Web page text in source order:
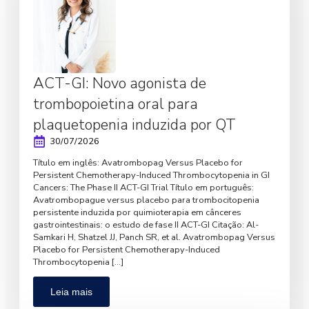
ACT-GI: Novo agonista de
trombopoietina oral para
plaquetopenia induzida por QT
30/07/2026
Título em inglês: Avatrombopag Versus Placebo for
Persistent Chemotherapy-Induced Thrombocytopenia in GI
Cancers: The Phase II ACT-GI Trial Título em português:
Avatrombopague versus placebo para trombocitopenia
persistente induzida por quimioterapia em cânceres
gastrointestinais: o estudo de fase II ACT-GI Citação: Al-
Samkari H, Shatzel JJ, Panch SR, et al. Avatrombopag Versus
Placebo for Persistent Chemotherapy-Induced
Thrombocytopenia […]
Leia mais